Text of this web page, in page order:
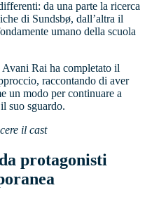
da una parte la ricerca
di Sundsbø, dall’altra il
umano della scuola
Rai ha completato il
raccontando di aver
un modo per continuare a
suo sguardo.
il cast
protagonisti